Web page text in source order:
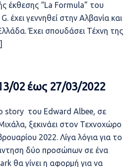
έκθεσης “La Formula” του
έχει γεννηθεί στην Αλβανία και
Έχει σπουδάσει Τέχνη της
02 έως 27/03/2022
story του Εdward Αlbee, σε
ξεκινάει στον Τεχνοχώρο
2022. Λίγα λόγια για το
δύο προσώπων σε ένα
θα γίνει η αφορμή για να